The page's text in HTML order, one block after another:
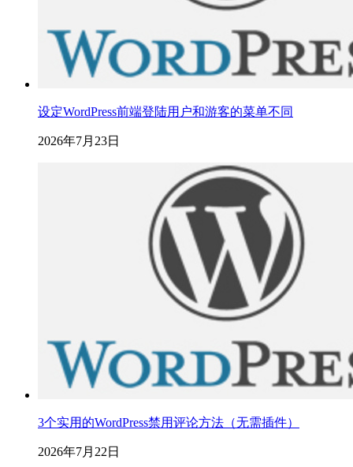
设定WordPress前端登陆用户和游客的菜单不同
2026年7月23日
3个实用的WordPress禁用评论方法（无需插件）
2026年7月22日